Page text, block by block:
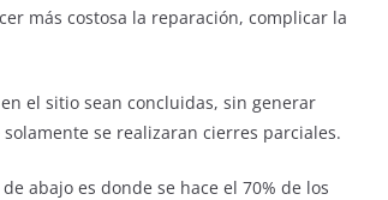
más costosa la reparación, complicar la
el sitio sean concluidas, sin generar
se realizaran cierres parciales.
abajo es donde se hace el 70% de los